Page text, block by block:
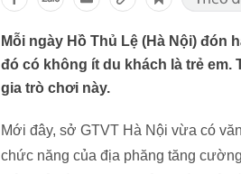
Mỗi ngày Hồ Thủ Lệ (Hà Nội) đón
đó có không ít du khách là trẻ
gia trò chơi này.
Mới đây, sở GTVT Hà Nội vừa có
chức năng của địa phăng tăng